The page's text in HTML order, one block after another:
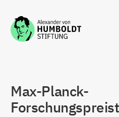
Zum Inhalt springen
Max-Planck-